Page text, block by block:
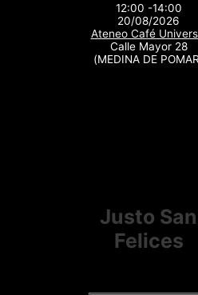
12:00 -14:00
20/08/2026
Ateneo Café
Calle Mayor 28
(MEDINA DE
Justo San
Felices